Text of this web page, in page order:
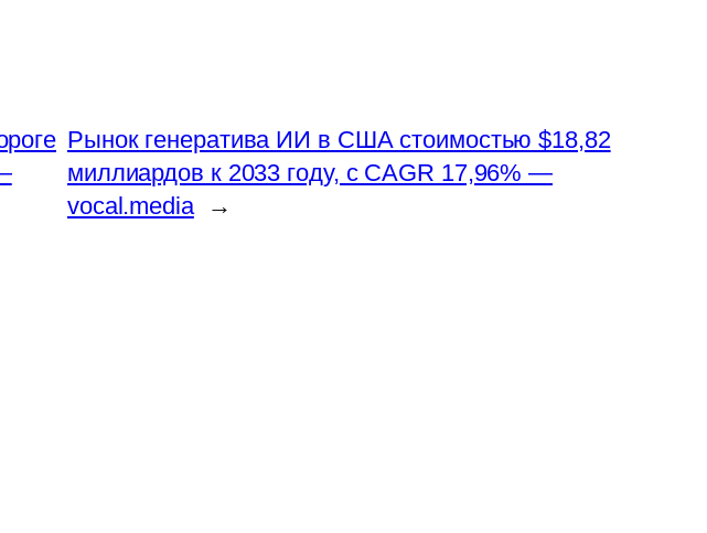
Рынок генератива ИИ в США стоимостью $18,82
миллиардов к 2033 году, с CAGR 17,96% —
vocal.media
→